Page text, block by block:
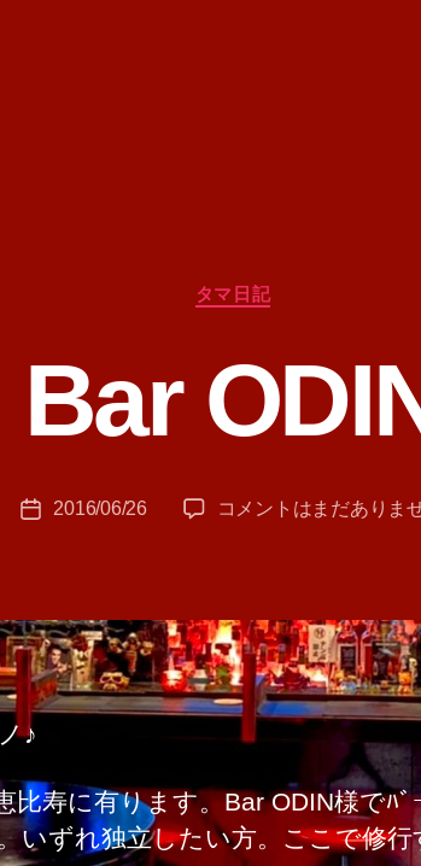
カ
テ
リ
タマ日記
Bar
成
T
投
2016/06/26
Bar
コメントはまだありま
♪
寿に有ります。Bar ODIN様でﾊﾞ
いずれ独立したい方。ここで修